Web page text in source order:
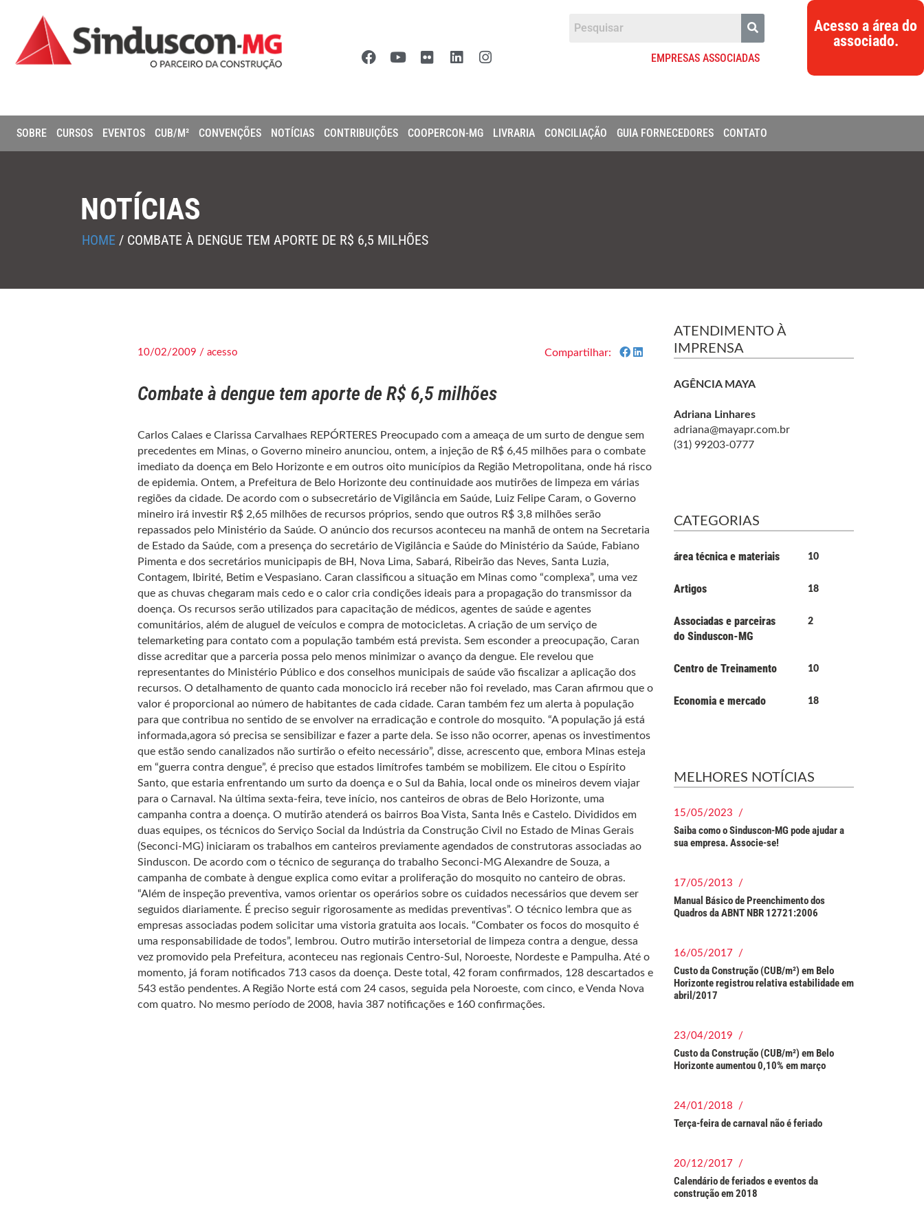
EMPRESAS ASSOCIADAS
Acesso a área do
associado.
SOBRE CURSOS EVENTOS CUB/M² CONVENÇÕES NOTÍCIAS CONTRIBUIÇÕES COOPERCON-MG LIVRARIA CONCILIAÇÃO GUIA FORNECEDORES CONTATO
NOTÍCIAS
HOME / COMBATE À DENGUE TEM APORTE DE R$ 6,5 MILHÕES
10/02/2009 / acesso Compartilhar:
Combate à dengue tem aporte de R$ 6,5 milhões
Carlos Calaes e Clarissa Carvalhaes REPÓRTERES Preocupado com a ameaça de um surto de dengue sem
precedentes em Minas, o Governo mineiro anunciou, ontem, a injeção de R$ 6,45 milhões para o combate
imediato da doença em Belo Horizonte e em outros oito municípios da Região Metropolitana, onde há risco
de epidemia. Ontem, a Prefeitura de Belo Horizonte deu continuidade aos mutirões de limpeza em várias
regiões da cidade. De acordo com o subsecretário de Vigilância em Saúde, Luiz Felipe Caram, o Governo
mineiro irá investir R$ 2,65 milhões de recursos próprios, sendo que outros R$ 3,8 milhões serão
repassados pelo Ministério da Saúde. O anúncio dos recursos aconteceu na manhã de ontem na Secretaria
de Estado da Saúde, com a presença do secretário de Vigilância e Saúde do Ministério da Saúde, Fabiano
Pimenta e dos secretários municipapis de BH, Nova Lima, Sabará, Ribeirão das Neves, Santa Luzia,
Contagem, Ibirité, Betim e Vespasiano. Caran classificou a situação em Minas como “complexa”, uma vez
que as chuvas chegaram mais cedo e o calor cria condições ideais para a propagação do transmissor da
doença. Os recursos serão utilizados para capacitação de médicos, agentes de saúde e agentes
comunitários, além de aluguel de veículos e compra de motocicletas. A criação de um serviço de
telemarketing para contato com a população também está prevista. Sem esconder a preocupação, Caran
disse acreditar que a parceria possa pelo menos minimizar o avanço da dengue. Ele revelou que
representantes do Ministério Público e dos conselhos municipais de saúde vão fiscalizar a aplicação dos
recursos. O detalhamento de quanto cada monociclo irá receber não foi revelado, mas Caran afirmou que o
valor é proporcional ao número de habitantes de cada cidade. Caran também fez um alerta à população
para que contribua no sentido de se envolver na erradicação e controle do mosquito. “A população já está
informada,agora só precisa se sensibilizar e fazer a parte dela. Se isso não ocorrer, apenas os investimentos
que estão sendo canalizados não surtirão o efeito necessário”, disse, acrescento que, embora Minas esteja
em “guerra contra dengue”, é preciso que estados limítrofes também se mobilizem. Ele citou o Espírito
Santo, que estaria enfrentando um surto da doença e o Sul da Bahia, local onde os mineiros devem viajar
para o Carnaval. Na última sexta-feira, teve início, nos canteiros de obras de Belo Horizonte, uma
campanha contra a doença. O mutirão atenderá os bairros Boa Vista, Santa Inês e Castelo. Divididos em
duas equipes, os técnicos do Serviço Social da Indústria da Construção Civil no Estado de Minas Gerais
(Seconci-MG) iniciaram os trabalhos em canteiros previamente agendados de construtoras associadas ao
Sinduscon. De acordo com o técnico de segurança do trabalho Seconci-MG Alexandre de Souza, a
campanha de combate à dengue explica como evitar a proliferação do mosquito no canteiro de obras.
“Além de inspeção preventiva, vamos orientar os operários sobre os cuidados necessários que devem ser
seguidos diariamente. É preciso seguir rigorosamente as medidas preventivas”. O técnico lembra que as
empresas associadas podem solicitar uma vistoria gratuita aos locais. “Combater os focos do mosquito é
uma responsabilidade de todos”, lembrou. Outro mutirão intersetorial de limpeza contra a dengue, dessa
vez promovido pela Prefeitura, aconteceu nas regionais Centro-Sul, Noroeste, Nordeste e Pampulha. Até o
momento, já foram notificados 713 casos da doença. Deste total, 42 foram confirmados, 128 descartados e
543 estão pendentes. A Região Norte está com 24 casos, seguida pela Noroeste, com cinco, e Venda Nova
com quatro. No mesmo período de 2008, havia 387 notificações e 160 confirmações.
ATENDIMENTO À
IMPRENSA
AGÊNCIA MAYA
Adriana Linhares
adriana@mayapr.com.br
(31) 99203-0777
CATEGORIAS
área técnica e materiais 10
Artigos 18
Associadas e parceiras
do Sinduscon-MG
2
Centro de Treinamento 10
Economia e mercado 18
MELHORES NOTÍCIAS
15/05/2023 /
Saiba como o Sinduscon-MG pode ajudar a
sua empresa. Associe-se!
17/05/2013 /
Manual Básico de Preenchimento dos
Quadros da ABNT NBR 12721:2006
16/05/2017 /
Custo da Construção (CUB/m²) em Belo
Horizonte registrou relativa estabilidade em
abril/2017
23/04/2019 /
Custo da Construção (CUB/m²) em Belo
Horizonte aumentou 0,10% em março
24/01/2018 /
Terça-feira de carnaval não é feriado
20/12/2017 /
Calendário de feriados e eventos da
construção em 2018